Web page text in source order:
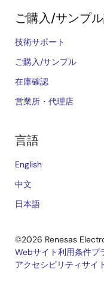
ご購入/サンプ
技術サポート
ご購入/サンプル
在庫確認
営業所・代理店
言語
English
中文
日本語
©2026 Renesas
Legal
Webサイト利用条件プ
アクセシビリティサイ